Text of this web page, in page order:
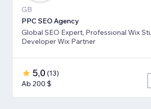
GB
PPC SEO Agency
Global SEO Expert, Professional Wix
Developer Wix Partner
5,0 (13)
Ab 200 $